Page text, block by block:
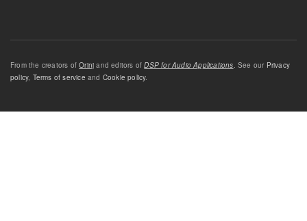
From the creators ofOrinj and editors ofDSP for Audio Applications . See our Privacy
policy, Terms of service and Cookie policy.